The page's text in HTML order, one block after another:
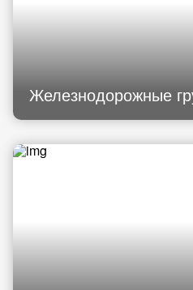
Железнодорожные